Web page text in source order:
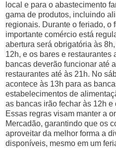
local e para o abastecimento
gama de produtos, incluindo
regionais. Durante o feriado, o
importante comércio está
abertura será obrigatória às
12h, e os bares e restaurantes
bancas deverão funcionar até
restaurantes até às 21h. No
acontece às 13h para as
estabelecimentos de
as bancas irão fechar às 12h e
Essas regras visam manter a
Mercadão, garantindo que os
aproveitar da melhor forma a
disponíveis, mesmo em um